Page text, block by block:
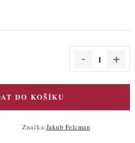
DO KOŠÍKU
Značka:Jakub Felcman